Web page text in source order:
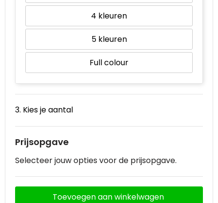
4
5
Full colour
3. Kies je aantal
Prijsopgave
Selecteer jouw opties voor de prijsopgave.
Toevoegen aan winkelwagen